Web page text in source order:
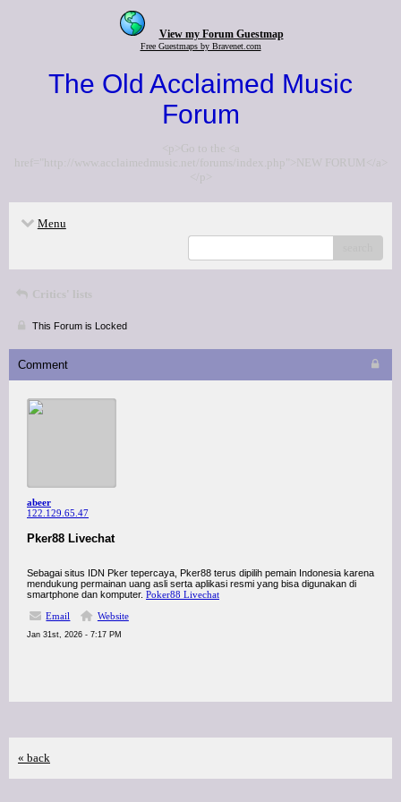
View my Forum Guestmap
Free Guestmaps by Bravenet.com
The Old Acclaimed Music
Forum
<p>Go to the <a
href="http://www.acclaimedmusic.net/forums/index.php">NEW FORUM</a>
</p>
Menu
Critics' lists
This Forum is Locked
Comment
abeer
122.129.65.47
Pker88 Livechat
Sebagai situs IDN Pker tepercaya, Pker88 terus dipilih pemain Indonesia karena
mendukung permainan uang asli serta aplikasi resmi yang bisa digunakan di
smartphone dan komputer. Poker88 Livechat
Email
Website
Jan 31st, 2026 - 7:17 PM
« back